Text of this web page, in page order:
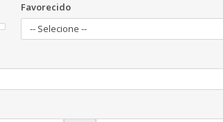
Favorecido
-- Selecione --